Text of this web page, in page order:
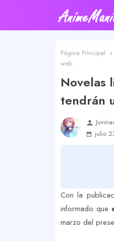
Página Principal
web
Novelas
tendrán
person
julio
Con la
informado que
marzo del